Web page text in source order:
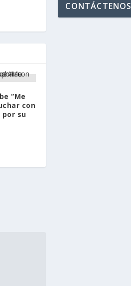
“Me
con
por su
CONTÁCTENOS